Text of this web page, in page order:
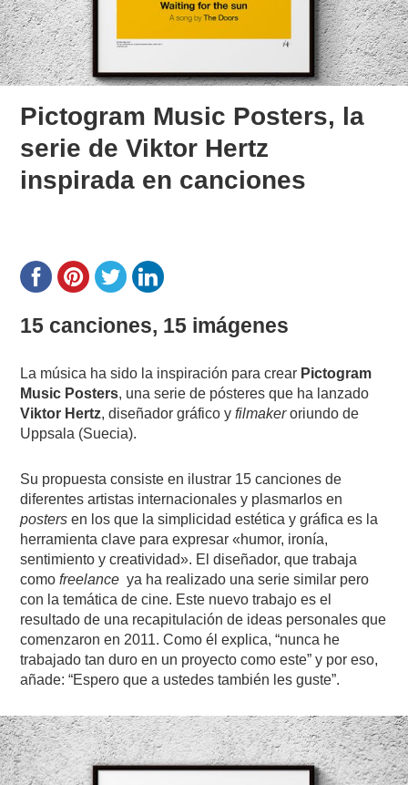
Pictogram Music Posters, la
serie de Viktor Hertz
inspirada en canciones
15 canciones, 15 imágenes
La música ha sido la inspiración para crear Pictogram
Music Posters, una serie de pósteres que ha lanzado
Viktor Hertz, diseñador gráfico yfilmakeroriundo de
Uppsala (Suecia).
Su propuesta consiste en ilustrar 15 canciones de
diferentes artistas internacionales y plasmarlos en
posters en los que la simplicidad estética y gráfica es la
herramienta clave para expresar «humor, ironía,
sentimiento y creatividad». El diseñador, que trabaja
comofreelance ya ha realizado una serie similar pero
con la temática de cine. Este nuevo trabajo es el
resultado de una recapitulación de ideas personales que
comenzaron en 2011. Como él explica, “nunca he
trabajado tan duro en un proyecto como este” y por eso,
añade: “Espero que a ustedes también les guste”.